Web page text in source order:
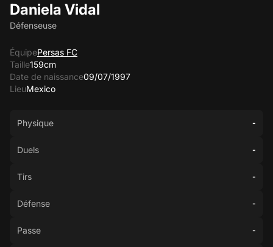
Daniela Vidal
Défenseuse
ÉquipePersas FC
Taille159cm
Date de naissance09/07/1997
LieuMexico
Physique -
Duels -
Tirs -
Défense -
Passe -